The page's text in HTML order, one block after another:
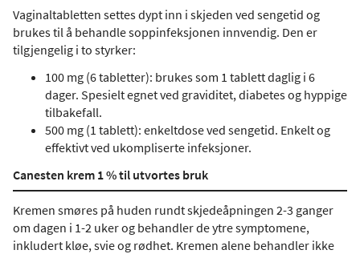
Vaginaltabletten settes dypt inn i skjeden ved sengetid og
brukes til å behandle soppinfeksjonen innvendig. Den er
tilgjengelig i to styrker:
100 mg (6 tabletter): brukes som 1 tablett daglig i 6
dager. Spesielt egnet ved graviditet, diabetes og hyppige
tilbakefall.
500 mg (1 tablett): enkeltdose ved sengetid. Enkelt og
effektivt ved ukompliserte infeksjoner.
Canesten krem 1 % til utvortes bruk
Kremen smøres på huden rundt skjedeåpningen 2-3 ganger
om dagen i 1-2 uker og behandler de ytre symptomene,
inkludert kløe, svie og rødhet. Kremen alene behandler ikke